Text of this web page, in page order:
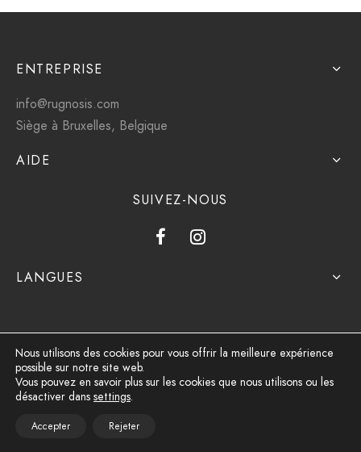
ENTREPRISE
info@rugnosis.com
Siège à Bruxelles, Belgique
AIDE
SUIVEZ-NOUS
LANGUES
Politique de confidentialité
Nous utilisons des cookies pour vous offrir la meilleure expérience
possible sur notre site web.
Vous pouvez en savoir plus sur les cookies que nous utilisons ou les
désactiver dans settings.
Accepter Rejeter